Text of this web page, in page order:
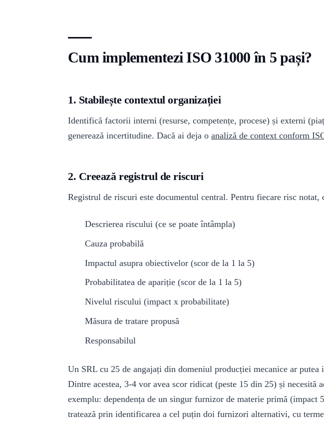
Cum implementezi ISO 31000 în 5 pași?
1. Stabilește contextul organizației
Identifică factorii interni (resurse, competențe, procese) și externi
generează incertitudine. Dacă ai deja o analiză de context conform
2. Creează registrul de riscuri
Registrul de riscuri este documentul central. Pentru fiecare risc notat,
Descrierea riscului (ce se poate întâmpla)
Cauza probabilă
Impactul asupra obiectivelor (scor de la 1 la 5)
Probabilitatea de apariție (scor de la 1 la 5)
Nivelul riscului (impact x probabilitate)
Măsura de tratare propusă
Responsabilul
Un SRL cu 25 de angajați din domeniul producției mecanice ar
Dintre acestea, 3-4 vor avea scor ridicat (peste 15 din 25) și necesită
exemplu: dependența de un singur furnizor de materie primă (impact
tratează prin identificarea a cel puțin doi furnizori alternativi, cu